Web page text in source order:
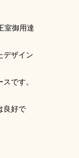
室御用達
デザイン
です。
良好で